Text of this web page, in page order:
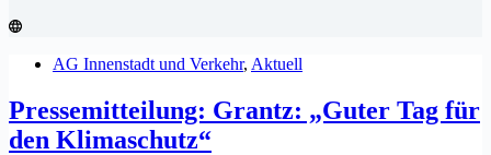
AG Innenstadt und Verkehr, Aktuell
Pressemitteilung: Grantz: „Guter Tag für
den Klimaschutz“